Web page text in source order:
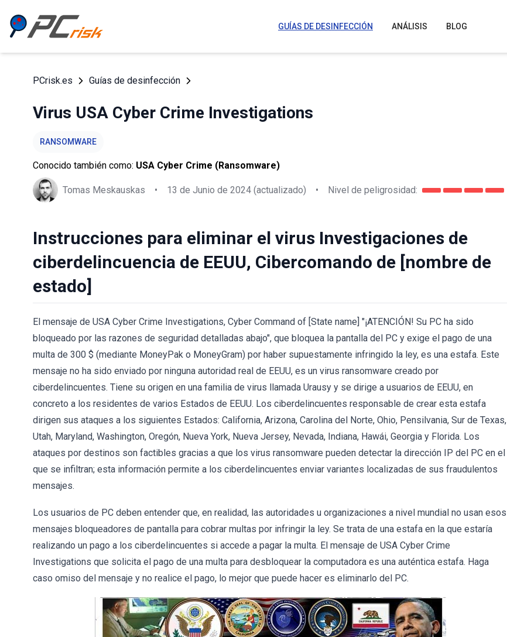
GUÍAS DE DESINFECCIÓN ANÁLISIS BLOG
PCrisk.es Guías de desinfección
Virus USA Cyber Crime Investigations
RANSOMWARE
Conocido también como: USA Cyber Crime (Ransomware)
Tomas Meskauskas • 13 de Junio de 2024 (actualizado) • Nivel de peligrosidad:
Instrucciones para eliminar el virus Investigaciones de
ciberdelincuencia de EEUU, Cibercomando de [nombre de
estado]
El mensaje de USA Cyber Crime Investigations, Cyber Command of [State name] "¡ATENCIÓN! Su PC ha sido
bloqueado por las razones de seguridad detalladas abajo", que bloquea la pantalla del PC y exige el pago de una
multa de 300 $ (mediante MoneyPak o MoneyGram) por haber supuestamente infringido la ley, es una estafa. Este
mensaje no ha sido enviado por ninguna autoridad real de EEUU, es un virus ransomware creado por
ciberdelincuentes. Tiene su origen en una familia de virus llamada Urausy y se dirige a usuarios de EEUU, en
concreto a los residentes de varios Estados de EEUU. Los ciberdelincuentes responsable de crear esta estafa
dirigen sus ataques a los siguientes Estados: California, Arizona, Carolina del Norte, Ohio, Pensilvania, Sur de Texas,
Utah, Maryland, Washington, Oregón, Nueva York, Nueva Jersey, Nevada, Indiana, Hawái, Georgia y Florida. Los
ataques por destinos son factibles gracias a que los virus ransomware pueden detectar la dirección IP del PC en el
que se infiltran; esta información permite a los ciberdelincuentes enviar variantes localizadas de sus fraudulentos
mensajes.
Los usuarios de PC deben entender que, en realidad, las autoridades u organizaciones a nivel mundial no usan esos
mensajes bloqueadores de pantalla para cobrar multas por infringir la ley. Se trata de una estafa en la que estaría
realizando un pago a los ciberdelincuentes si accede a pagar la multa. El mensaje de USA Cyber Crime
Investigations que solicita el pago de una multa para desbloquear la computadora es una auténtica estafa. Haga
caso omiso del mensaje y no realice el pago, lo mejor que puede hacer es eliminarlo del PC.